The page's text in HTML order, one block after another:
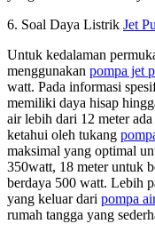
6. Soal Daya Listrik Jet
Untuk kedalaman
menggunakan pompa jet
watt. Pada informasi
memiliki daya hisap
air lebih dari 12 meter
ketahui oleh tukang
maksimal yang optimal
350watt, 18 meter untuk
berdaya 500 watt. Lebih
yang keluar dari pompa
rumah tangga yang